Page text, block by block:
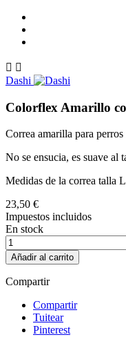
 
Dashi
Colorflex Amarillo
Correa amarilla para
No se ensucia, es suave al
Medidas de la correa talla
23,50 €
Impuestos incluidos
En stock
Añadir al carrito
Compartir
Compartir
Tuitear
Pinterest